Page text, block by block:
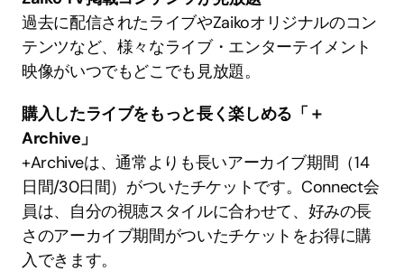
過去に配信されたライブやZaikoオリジナルのコン
テンツなど、様々なライブ・エンターテイメント
映像がいつでもどこでも見放題。
購入したライブをもっと長く楽しめる「＋
Archive」
+Archiveは、通常よりも長いアーカイブ期間（14
日間/30日間）がついたチケットです。Connect会
員は、自分の視聴スタイルに合わせて、好みの長
さのアーカイブ期間がついたチケットをお得に購
入できます。